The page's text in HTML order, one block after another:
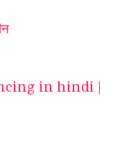
in hindi |